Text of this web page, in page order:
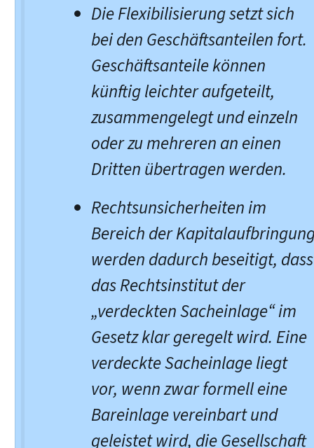
Die Flexibilisierung setzt sich
bei den Geschäftsanteilen fort.
Geschäftsanteile können
künftig leichter aufgeteilt,
zusammengelegt und einzeln
oder zu mehreren an einen
Dritten übertragen werden.
Rechtsunsicherheiten im
Bereich der
werden dadurch beseitigt, dass
das Rechtsinstitut der
„verdeckten Sacheinlage“ im
Gesetz klar geregelt wird. Eine
verdeckte Sacheinlage liegt
vor, wenn zwar formell eine
Bareinlage vereinbart und
geleistet wird, die Gesellschaft